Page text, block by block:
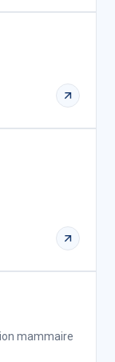
mammaire